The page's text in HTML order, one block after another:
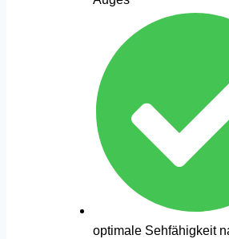
optimale Sehfähigkeit